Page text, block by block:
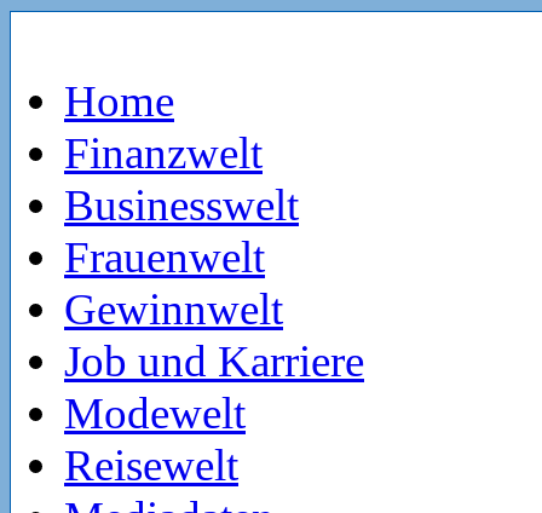
Home
Finanzwelt
Businesswelt
Frauenwelt
Gewinnwelt
Job und Karriere
Modewelt
Reisewelt